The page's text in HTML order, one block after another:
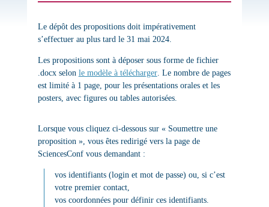
Le dépôt des propositionsdoit impérativement
s’effectuer au plus tard le 31 mai 2024.
Les propositions sont à déposer sous forme de fichier
.docx selon le modèle à télécharger. Le nombre de pages
est limité à 1 page, pour les présentations orales et les
posters, avec figures ou tables autorisées.
Lorsque vous cliquez ci-dessous sur « Soumettre une
proposition », vous êtes redirigé vers la page de
SciencesConf vous demandant :
vos identifiants (login et mot de passe) ou, si c’est
votre premier contact,
vos coordonnées pour définir ces identifiants.